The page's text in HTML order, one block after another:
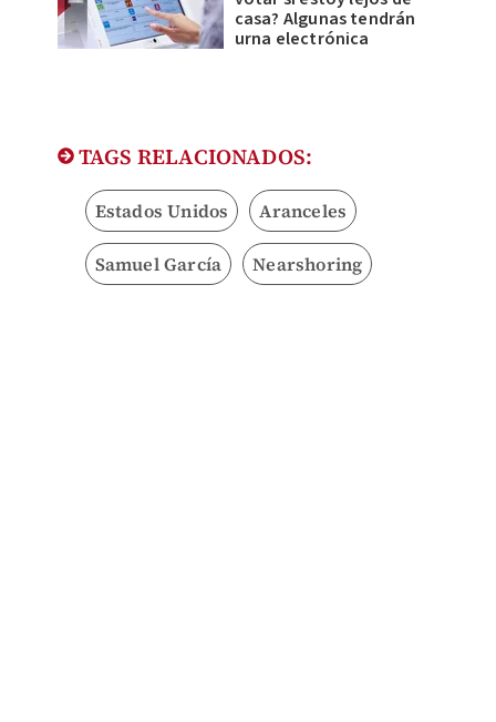
casa? Algunas tendrán
urna electrónica
TAGS RELACIONADOS:
Estados Unidos Aranceles
Samuel García Nearshoring